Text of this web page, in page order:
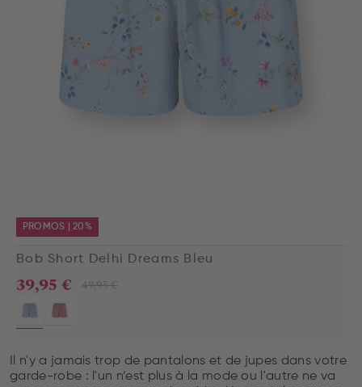
PROMOS | 20%
Bob Short Delhi Dreams Bleu
49,95 €
39,95 €
Il n'y a jamais trop de pantalons et de jupes dans votre
garde-robe : l'un n’est plus à la mode ou l'autre ne va